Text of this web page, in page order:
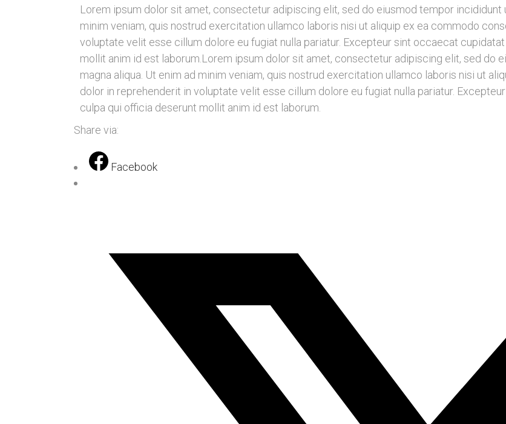
Lorem ipsum dolor sit amet, consectetur adipiscing elit, sed do eiusmod tempor incididunt
minim veniam, quis nostrud exercitation ullamco laboris nisi ut aliquip ex ea commodo
voluptate velit esse cillum dolore eu fugiat nulla pariatur. Excepteur sint occaecat
mollit anim id est laborum.Lorem ipsum dolor sit amet, consectetur adipiscing elit, sed do
magna aliqua. Ut enim ad minim veniam, quis nostrud exercitation ullamco laboris nisi ut
dolor in reprehenderit in voluptate velit esse cillum dolore eu fugiat nulla pariatur.
culpa qui officia deserunt mollit anim id est laborum.
Share via:
Facebook